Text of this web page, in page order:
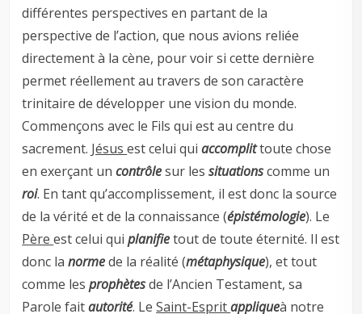
différentes perspectives en partant de la
perspective de l’action, que nous avions reliée
directement à la cène, pour voir si cette dernière
permet réellement au travers de son caractère
trinitaire de développer une vision du monde.
Commençons avec le Fils qui est au centre du
sacrement. Jésusest celui quiaccomplittoute chose
en exerçant uncontrôlesur lessituationscomme un
roi. En tant qu’accomplissement, il est donc la source
de la vérité et de la connaissance (épistémologie). Le
Pèreest celui quiplanifietout de toute éternité. Il est
donc lanormede la réalité (métaphysique), et tout
comme lesprophètesde l’Ancien Testament, sa
Parole faitautorité. LeSaint-Espritappliqueà notre